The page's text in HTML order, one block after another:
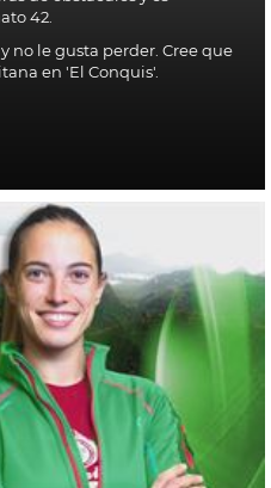
42.
no le gusta perder. Cree que
en 'El Conquis'.